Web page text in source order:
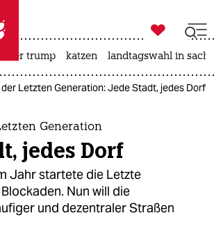
taz zahl ich
taz zahl ich

taz zahl ich
unter trump katzen landtagswahl in
der Letzten Generation: Jede Stadt, jedes Dorf
Generation
jedes Dorf
Jahr startete die Letzte
Nun will die
und dezentraler Straßen